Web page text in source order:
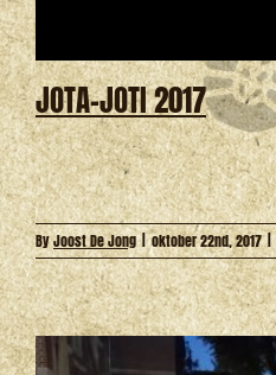
JOTA-JOTI 2017
ByJoost De Jong oktober 22nd, 2017 |